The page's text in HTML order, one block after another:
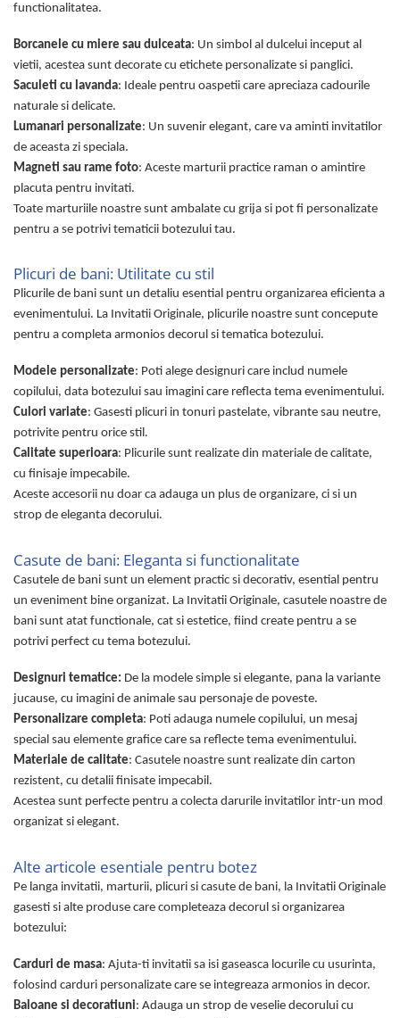
functionalitatea.
Borcanele cu miere sau dulceata: Un simbol al dulcelui inceput al
vietii, acestea sunt decorate cu etichete personalizate si panglici.
Saculeti cu lavanda: Ideale pentru oaspetii care apreciaza cadourile
naturale si delicate.
Lumanari personalizate: Un suvenir elegant, care va aminti invitatilor
de aceasta zi speciala.
Magneti sau rame foto: Aceste marturii practice raman o amintire
placuta pentru invitati.
Toate marturiile noastre sunt ambalate cu grija si pot fi personalizate
pentru a se potrivi tematicii botezului tau.
Plicuri de bani: Utilitate cu stil
Plicurile de bani sunt un detaliu esential pentru organizarea eficienta a
evenimentului. La Invitatii Originale, plicurile noastre sunt concepute
pentru a completa armonios decorul si tematica botezului.
Modele personalizate: Poti alege designuri care includ numele
copilului, data botezului sau imagini care reflecta tema evenimentului.
Culori variate: Gasesti plicuri in tonuri pastelate, vibrante sau neutre,
potrivite pentru orice stil.
Calitate superioara: Plicurile sunt realizate din materiale de calitate,
cu finisaje impecabile.
Aceste accesorii nu doar ca adauga un plus de organizare, ci si un
strop de eleganta decorului.
Casute de bani: Eleganta si functionalitate
Casutele de bani sunt un element practic si decorativ, esential pentru
un eveniment bine organizat. La Invitatii Originale, casutele noastre de
bani sunt atat functionale, cat si estetice, fiind create pentru a se
potrivi perfect cu tema botezului.
Designuri tematice: De la modele simple si elegante, pana la variante
jucause, cu imagini de animale sau personaje de poveste.
Personalizare completa: Poti adauga numele copilului, un mesaj
special sau elemente grafice care sa reflecte tema evenimentului.
Materiale de calitate: Casutele noastre sunt realizate din carton
rezistent, cu detalii finisate impecabil.
Acestea sunt perfecte pentru a colecta darurile invitatilor intr-un mod
organizat si elegant.
Alte articole esentiale pentru botez
Pe langa invitatii, marturii, plicuri si casute de bani, la Invitatii Originale
gasesti si alte produse care completeaza decorul si organizarea
botezului:
Carduri de masa: Ajuta-ti invitatii sa isi gaseasca locurile cu usurinta,
folosind carduri personalizate care se integreaza armonios in decor.
Baloane si decoratiuni: Adauga un strop de veselie decorului cu